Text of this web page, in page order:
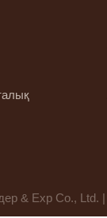
& Exp Co., Ltd. |